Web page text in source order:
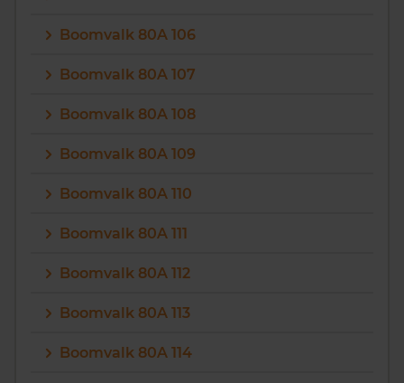
Boomvalk 80A 106
Boomvalk 80A 107
Boomvalk 80A 108
Boomvalk 80A 109
Boomvalk 80A 110
Boomvalk 80A 111
Boomvalk 80A 112
Boomvalk 80A 113
Boomvalk 80A 114